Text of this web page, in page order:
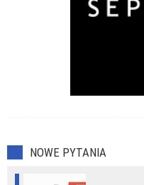
NOWE PYTANIA